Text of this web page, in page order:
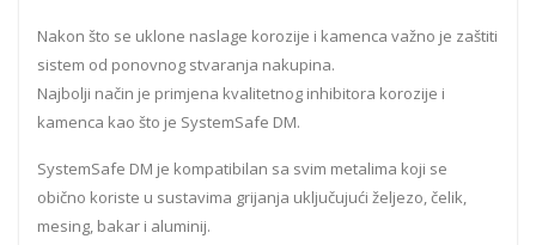
Nakon što se uklone naslage korozije i kamenca važno je zaštiti
sistem od ponovnog stvaranja nakupina.
Najbolji način je primjena kvalitetnog inhibitora korozije i
kamenca kao što je SystemSafe DM.
SystemSafe DM je kompatibilan sa svim metalima koji se
obično koriste u sustavima grijanja uključujući željezo, čelik,
mesing, bakar i aluminij.